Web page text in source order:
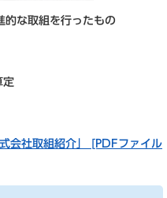
的な取組を行ったもの
定
会社取組紹介」 [PDFファイル